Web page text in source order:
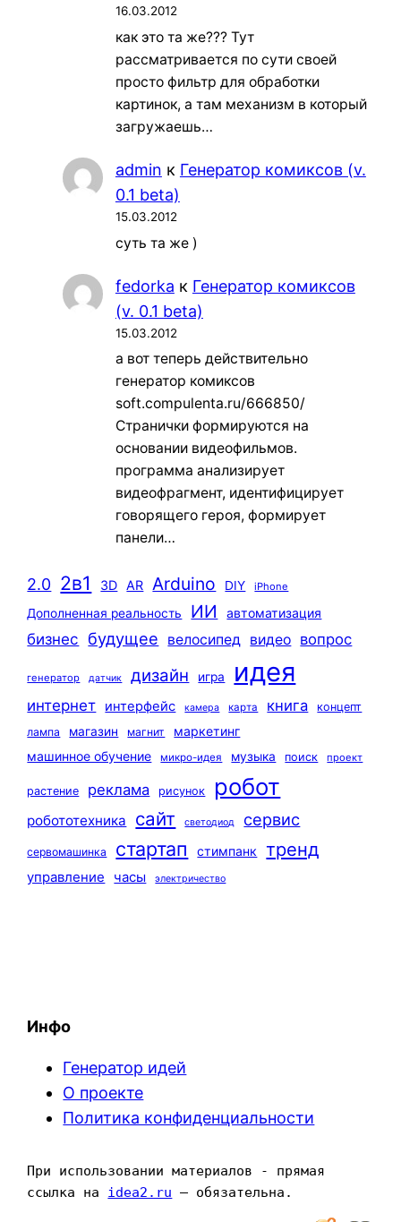
16.03.2012
как это та же??? Тут
рассматривается по сути своей
просто фильтр для обработки
картинок, а там механизм в который
загружаешь…
admin к Генератор комиксов (v.
0.1 beta)
15.03.2012
суть та же )
fedorka к Генератор комиксов
(v. 0.1 beta)
15.03.2012
а вот теперь действительно
генератор комиксов
soft.compulenta.ru/666850/
Странички формируются на
основании видеофильмов.
программа анализирует
видеофрагмент, идентифицирует
говорящего героя, формирует
панели…
2.0 2в1 3D AR Arduino DIY iPhone
Дополненная реальность ИИ автоматизация
бизнес будущее велосипед видео вопрос
генератор датчик дизайн игра идея
интернет интерфейс камера карта книга
концепт
лампа
магазин магнит
маркетинг
машинное обучение
микро-идея музыка поиск проект
растение реклама рисунок робот
робототехника сайт светодиод сервис
сервомашинка стартап стимпанк тренд
управление часы электричество
Инфо
Генератор идей
О проекте
Политика конфиденциальности
При использовании материалов - прямая
ссылка на idea2.ru — обязательна.